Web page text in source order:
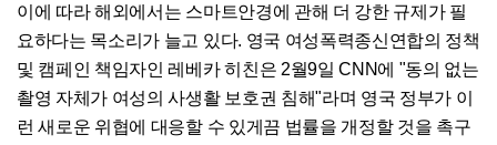
이에 따라 해외에서는 스마트안경에 관해 더 강한 규제가 필
요하다는 목소리가 늘고 있다. 영국 여성폭력종신연합의 정책
및 캠페인 책임자인 레베카 히친은 2월9일 CNN에 "동의 없는
촬영 자체가 여성의 사생활 보호권 침해"라며 영국 정부가 이
런 새로운 위협에 대응할 수 있게끔 법률을 개정할 것을 촉구